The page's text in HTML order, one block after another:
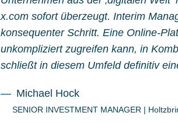
x.com sofort überzeugt. Interim
konsequenter Schritt. Eine Online-
unkompliziert zugreifen kann, in
schließt in diesem Umfeld definitiv
Michael Hock
SENIOR INVESTMENT MANAGER |